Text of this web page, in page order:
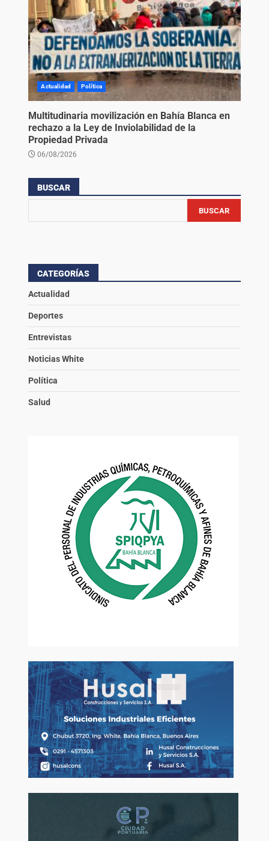
Actualidad Política
Multitudinaria movilización en Bahía Blanca en
rechazo a la Ley de Inviolabilidad de la
Propiedad Privada
06/08/2026
BUSCAR
BUSCAR
CATEGORÍAS
Actualidad
Deportes
Entrevistas
Noticias White
Política
Salud